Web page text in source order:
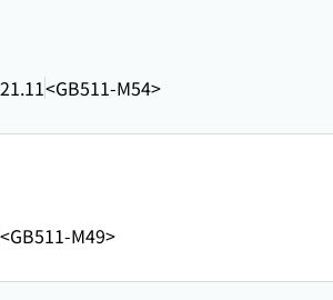
<GB511-M54>
<GB511-M49>